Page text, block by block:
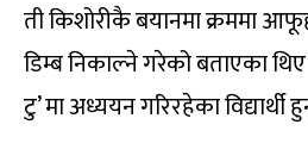
ती किशोरीकै बयानमा क्रममा
डिम्ब निकाल्ने गरेको बताएका
टु’ मा अध्ययन गरिरहेका विद्यार्थी